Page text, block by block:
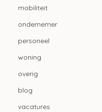
mobiliteit
ondernemer
personeel
woning
overig
blog
vacatures